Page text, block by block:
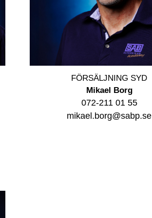
FÖRSÄLJNING SYD
Mikael Borg
072-211 01 55
mikael.borg@sabp.se